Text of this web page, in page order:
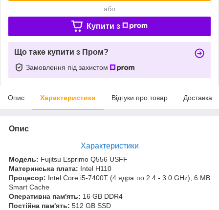
або
Купити з
Що таке купити з Пром?
Замовлення під захистом
Опис Характеристики Відгуки про товар Доставка
Опис
Характеристики
Модель: Fujitsu Esprimo Q556 USFF
Материнська плата: Intel H110
Процесор: Intel Core i5-7400T (4 ядра по 2.4 - 3.0 GHz), 6 MB
Smart Cache
Оперативна пам'ять: 16 GB DDR4
Постійна пам'ять: 512 GB SSD